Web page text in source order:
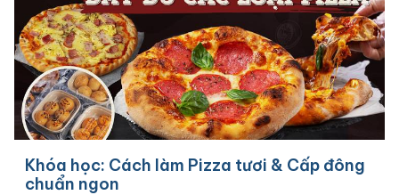
Khóa học: Cách làm Pizza tươi & Cấp đông
chuẩn ngon